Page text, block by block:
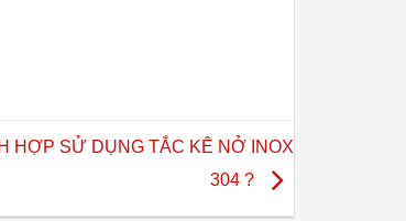
HỢP SỬ DỤNG TẮC KÊ NỞ INOX
304 ?